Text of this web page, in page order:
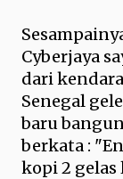
Cyberjaya
dari
Senegal
baru
berkata :
kopi 2